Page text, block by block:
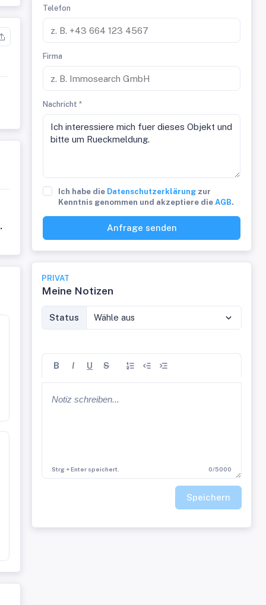
Telefon
Firma
Nachricht *
Ich habe die Datenschutzerklärung zur
Kenntnis genommen und akzeptiere dieAGB.
Anfrage senden
PRIVAT
Meine Notizen
Status Wähle aus
B I U S
Strg + Enter speichert. 0/5000
Speichern